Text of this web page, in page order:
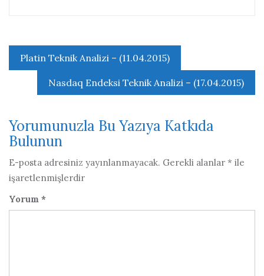
Yazı
gezinmesi
Platin Teknik Analizi – (11.04.2015)
Nasdaq Endeksi Teknik Analizi – (17.04.2015)
Yorumunuzla Bu Yazıya Katkıda
Bulunun
E-posta adresiniz yayınlanmayacak. Gerekli alanlar * ile
işaretlenmişlerdir
Yorum *